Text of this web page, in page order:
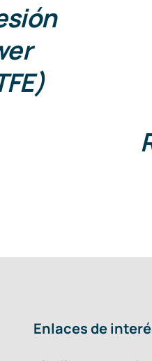
Enlaces de